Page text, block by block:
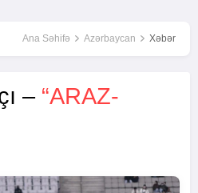
Ana Səhifə Azərbaycan Xəbər
– “ARAZ-